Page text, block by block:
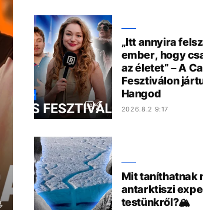
„Itt annyira
ember, hogy
az életet” – A
Fesztiválon
Hangod
2026.8.2 9:17
Mit taníthatnak
antarktiszi
testünkről?🏔️